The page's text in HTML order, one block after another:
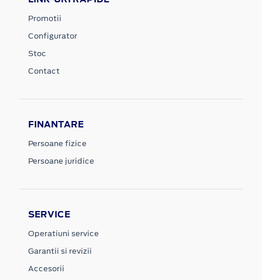
Promotii
Configurator
Stoc
Contact
FINANTARE
Persoane fizice
Persoane juridice
SERVICE
Operatiuni service
Garantii si revizii
Accesorii